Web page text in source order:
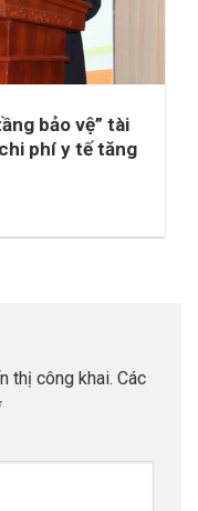
bảo vệ” tài
phí y tế tăng
thị công khai. Các